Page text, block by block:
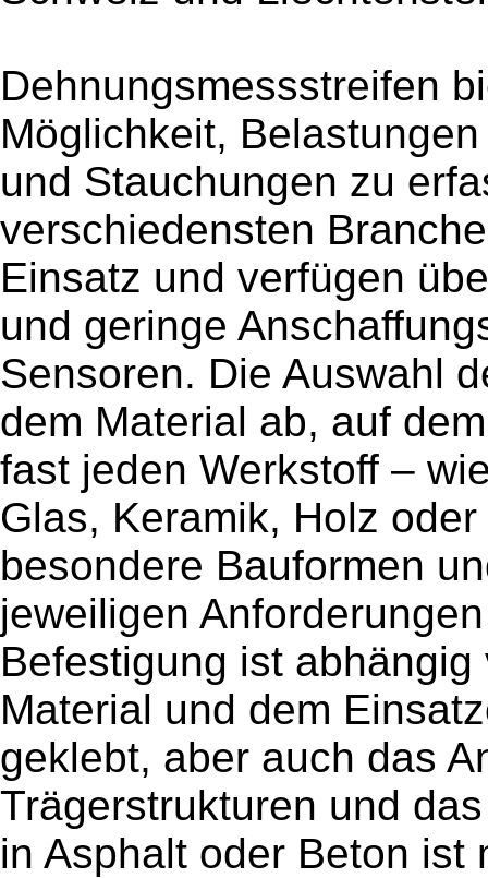
Dehnungsmessstreifen
Möglichkeit,
und Stauchungen zu
verschiedensten
Einsatz und verfügen
und geringe
Sensoren. Die Auswahl
dem Material ab, auf
fast jeden Werkstoff –
Glas, Keramik, Holz
besondere Bauformen
jeweiligen
Befestigung ist
Material und dem
geklebt, aber auch das
Trägerstrukturen und
in Asphalt oder Beton ist